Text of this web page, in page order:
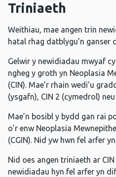
Triniaeth
Weithiau, mae angen trin
hatal rhag datblygu’n ganser
Gelwir y newidiadau mwyaf
ngheg y groth yn Neoplasia
(CIN). Mae’r rhain wedi’u
(ysgafn), CIN 2 (cymedrol)
Mae’n bosibl y bydd gan rai
o’r enw Neoplasia
(CGIN). Nid yw hwn fel arfer
Nid oes angen triniaeth ar
newidiadau hyn fel arfer yn